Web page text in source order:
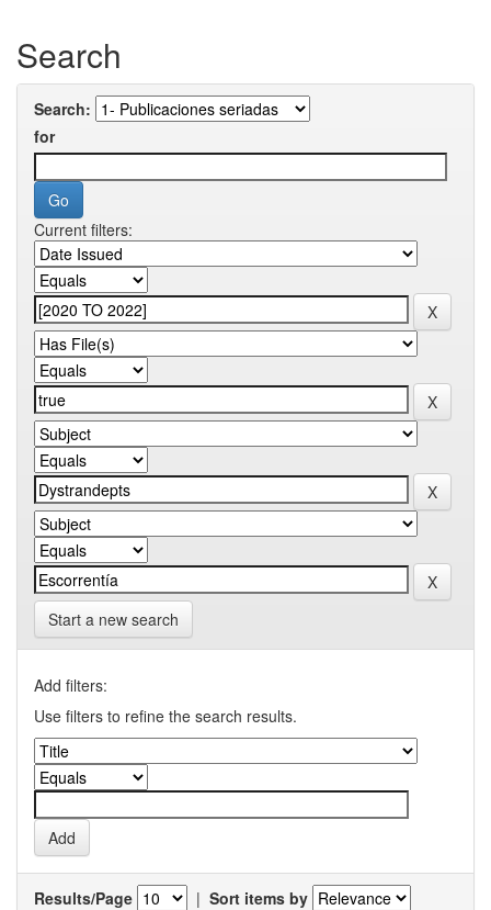
Search
Search:
for
Current filters:
Start a new search
Add filters:
Use filters to refine the search results.
Results/Page | Sort items by